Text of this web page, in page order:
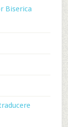
Biserica